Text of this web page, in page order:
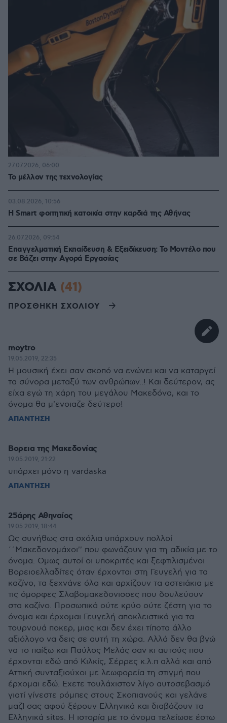
Το μέλλον της τεχνολογίας
27.07.2026, 06:00
Η Smart φοιτητική κατοικία στην καρδιά της Αθήνας
03.08.2026, 10:56
Επαγγελματική Εκπαίδευση & Εξειδίκευση: Το Mοντέλο που
σε Bάζει στην Aγορά Eργασίας
26.07.2026, 09:54
ΣΧΟΛΙΑ (41)
ΠΡΟΣΘΗΚΗ ΣΧΟΛΙΟΥ
moytro
19.05.2019, 22:35
Η μουσική έχει σαν σκοπό να ενώνει και να καταργεί
τα σύνορα μεταξύ των ανθρώπων..! Και δεύτερον, ας
είχα εγώ τη χάρη του μεγάλου Μακεδόνα, και το
όνομα θα μ'ενοιαζε δεύτερο!
ΑΠΑΝΤΗΣΗ
Bορεια της Μακεδονίας
19.05.2019, 21:22
υπάρχει μόνο η vardaska
ΑΠΑΝΤΗΣΗ
25άρης Αθηναίος
19.05.2019, 18:44
Ως συνήθως στα σχόλια υπάρχουν πολλοί
΄΄Μακεδονομάχοι'' που φωνάζουν για τη αδικία με το
όνομα. Ομως αυτοί οι υποκριτές και ξεφτιλισμένοι
Βορειοελλαδίτες όταν έρχονται στη Γευγελή για τα
καζίνο, τα ξεχνάνε όλα και αρχίζουν τα αστειάκια με
τις όμορφες Σλαβομακεδονισσες που δουλεύουν
στα καζίνο. Προσωπικά ούτε κρύο ούτε ζέστη για το
όνομα και έρχομαι Γευγελή αποκλειστικά για τα
τουρνουά ποκερ, μιας και δεν έχει τίποτα άλλο
αξιόλογο να δεις σε αυτή τη χώρα. Αλλά δεν θα βγώ
να το παίξω και Παύλος Μελάς σαν κι αυτούς που
έρχονται εδώ από Κιλκίς, Σέρρες κ.λ.π αλλά και από
Αττική συνταξιούχοι με λεωφορεία τη στιγμή που
έρχομαι εδώ. Εχετε τουλάχιστον λίγο αυτοσεβασμό
γιατί γίνεστε ρόμπες στους Σκοπιανούς και γελάνε
μαζΊ σας αφού ξέρουν Ελληνικά και διαβάζουν τα
Ελληνικά sites. Η ιστορία με το όνομα τελείωσε έστω